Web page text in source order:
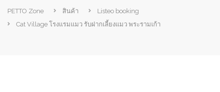
PETTO Zone สินค้า
Listeo booking
Cat Village โรงแรมแมว รับฝากเลี้ยงแมว พระรามเก้า